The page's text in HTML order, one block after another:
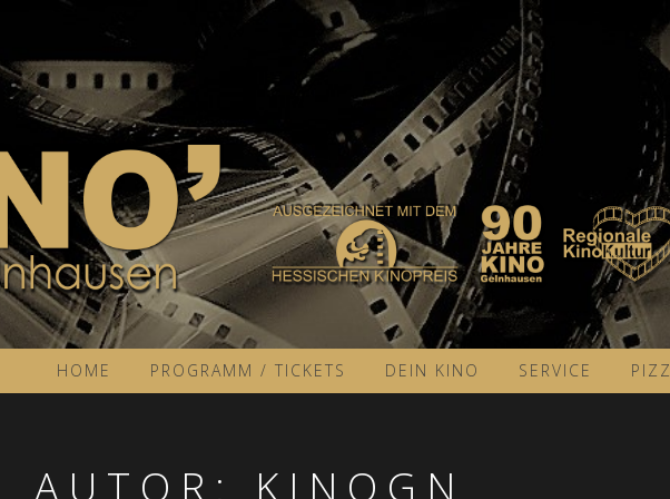
HOME PROGRAMM / TICKETS DEIN KINO SERVICE
AUTOR: KINOGN